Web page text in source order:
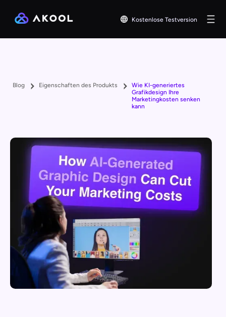
Kostenlose Testversion
Blog Eigenschaften des Produkts
Wie KI-generiertes
Grafikdesign Ihre
Marketingkosten senken
kann